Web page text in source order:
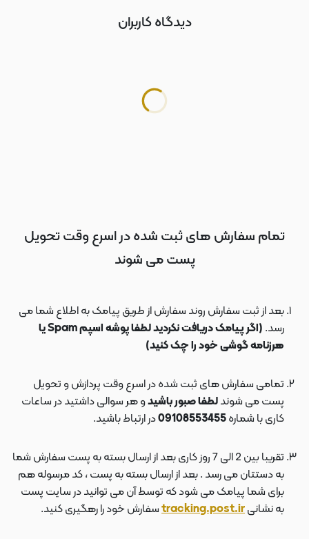
دیدگاه کاربران
تمام سفارش های ثبت شده در اسرع وقت تحویل
پست می شوند
بعد از ثبت سفارش روند سفارش از طریق پیامک به اطلاع شما می
رسد.
(اگر پیامک دریافت نکردید لطفا پوشه اسپم Spam یا
هرزنامه گوشی خود را چک کنید)
تمامی سفارش های ثبت شده در اسرع وقت پردازش و تحویل
پست می شوندلطفا صبور باشیدو هر سوالی داشتید در ساعات
کاری با شماره
در ارتباط باشید.
تقریبا بین 2 الی 7 روز کاری بعد از ارسال بسته به پست سفارش شما
به دستتان می رسد . بعد از ارسال بسته به پست ، کد مرسوله هم
برای شما پیامک می شود که توسط آن می توانید در سایت پست
به نشانیtracking.post.irسفارش خود را رهگیری کنید.